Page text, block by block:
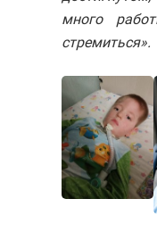
много
стремиться»‎.